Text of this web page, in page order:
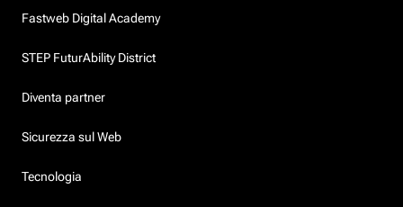
Fastweb Digital Academy
STEP FuturAbility District
Diventa partner
Sicurezza sul Web
Tecnologia